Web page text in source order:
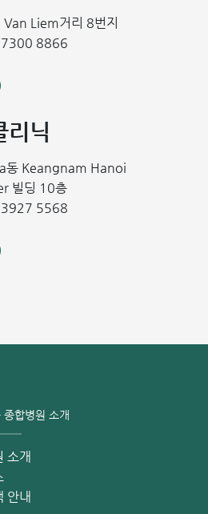
변형될 수 있습니다.
하며, 딱딱하고 통증이 없으며 침범
않았습니다. 그러나 여러 의학 문헌
유전자, PTEN 유전자 등 특정
는 것으로 보고됩니다.
가 늘었기 때문입니다.
Liem거리 8번지
8866
리닉
동 Keangnam Hanoi
빌딩 10층
5568
종합병원 소개
소개
안내